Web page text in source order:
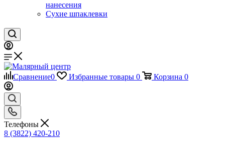
нанесения
Сухие шпаклевки
Сравнение0 Избранные товары 0 Корзина 0
Телефоны
8 (3822) 420-210